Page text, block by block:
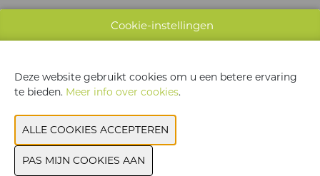
WEBSITE CATALOGUS
VORIGE VOLGENDE
CONTACT
Cookie-instellingen
Deze website gebruikt cookies om u een betere ervaring
te bieden. Meer info over cookies.